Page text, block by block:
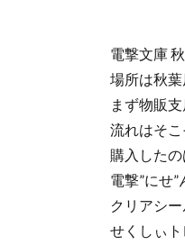
電撃文庫
場所は秋
まず物販
流れはそ
購入したの
電撃”にせ”
クリアシー
せくしぃ